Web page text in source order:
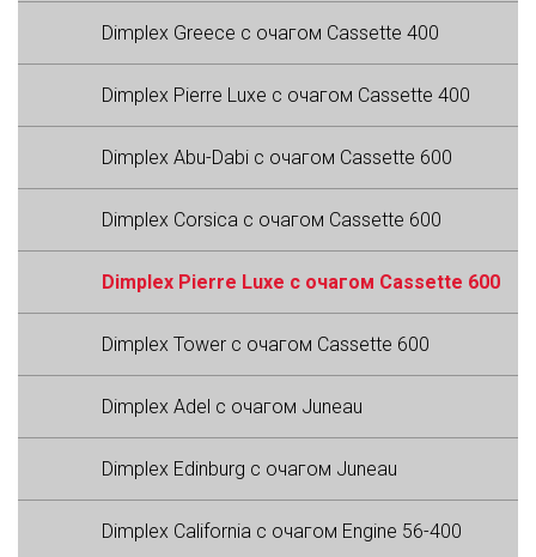
Dimplex Greece с очагом Cassette 400
Dimplex Pierre Luxe с очагом Cassette 400
Dimplex Abu-Dabi с очагом Cassette 600
Dimplex Corsica с очагом Cassette 600
Dimplex Pierre Luxe с очагом Cassette 600
Dimplex Tower с очагом Cassette 600
Dimplex Adel с очагом Juneau
Dimplex Edinburg с очагом Juneau
Dimplex California с очагом Engine 56-400